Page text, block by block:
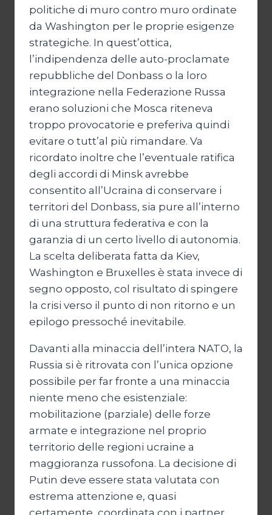
politiche di muro contro muro ordinate
da Washington per le proprie esigenze
strategiche. In quest’ottica,
l’indipendenza delle auto-proclamate
repubbliche del Donbass o la loro
integrazione nella Federazione Russa
erano soluzioni che Mosca riteneva
troppo provocatorie e preferiva quindi
evitare o tutt’al più rimandare. Va
ricordato inoltre che l’eventuale ratifica
degli accordi di Minsk avrebbe
consentito all’Ucraina di conservare i
territori del Donbass, sia pure all’interno
di una struttura federativa e con la
garanzia di un certo livello di autonomia.
La scelta deliberata fatta da Kiev,
Washington e Bruxelles è stata invece di
segno opposto, col risultato di spingere
la crisi verso il punto di non ritorno e un
epilogo pressoché inevitabile.
Davanti alla minaccia dell’intera NATO, la
Russia si è ritrovata con l’unica opzione
possibile per far fronte a una minaccia
niente meno che esistenziale:
mobilitazione (parziale) delle forze
armate e integrazione nel proprio
territorio delle regioni ucraine a
maggioranza russofona. La decisione di
Putin deve essere stata valutata con
estrema attenzione e, quasi
certamente, coordinata con i partner